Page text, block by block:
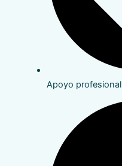
Apoyo profesional